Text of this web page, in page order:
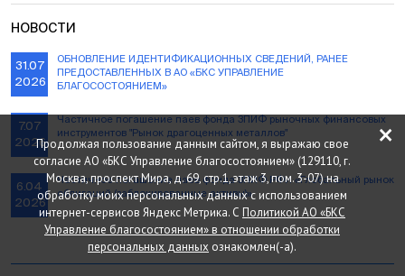
Продолжая пользование данным сайтом, я выражаю свое
согласие АО «БКС Управление благосостоянием» (129110, г.
Москва, проспект Мира, д. 69, стр.1, этаж 3, пом. 3-07) на
обработку моих персональных данных с использованием
интернет-сервисов Яндекс Метрика. С Политикой АО «БКС
Управление благосостоянием» в отношении обработки
персональных данных ознакомлен(-а).
×
НОВОСТИ
31.07
2026
ОБНОВЛЕНИЕ ИДЕНТИФИКАЦИОННЫХ СВЕДЕНИЙ, РАНЕЕ
ПРЕДОСТАВЛЕННЫХ В АО «БКС УПРАВЛЕНИЕ
БЛАГОСОСТОЯНИЕМ»
7.07
2026
Частичное погашение паев фонда ЗПИФ рыночных финансовых
инструментов "Рынок драгоценных металлов"
6.04
2026
Частичное погашение паев фонда ЗПИФ РФИ «Глобальный рынок
облигаций (заблокированные активы)»